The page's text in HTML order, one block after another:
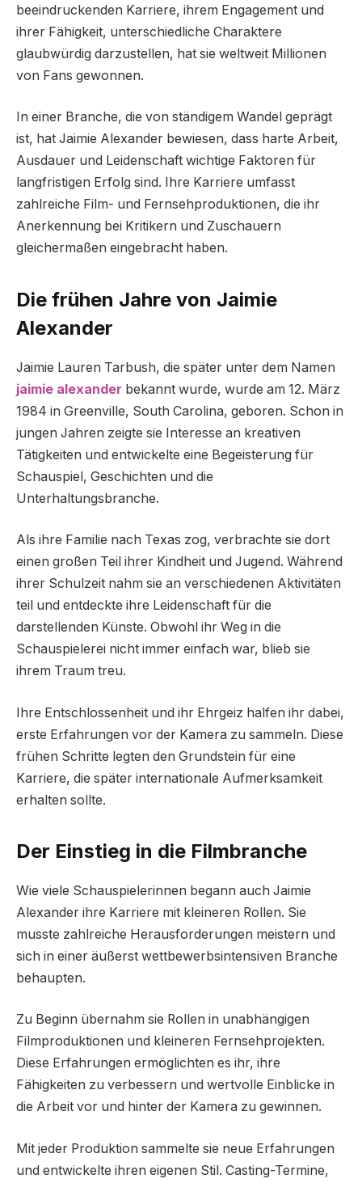
beeindruckenden Karriere, ihrem Engagement und
ihrer Fähigkeit, unterschiedliche Charaktere
glaubwürdig darzustellen, hat sie weltweit Millionen
von Fans gewonnen.
In einer Branche, die von ständigem Wandel geprägt
ist, hat Jaimie Alexander bewiesen, dass harte Arbeit,
Ausdauer und Leidenschaft wichtige Faktoren für
langfristigen Erfolg sind. Ihre Karriere umfasst
zahlreiche Film- und Fernsehproduktionen, die ihr
Anerkennung bei Kritikern und Zuschauern
gleichermaßen eingebracht haben.
Die frühen Jahre von Jaimie
Alexander
Jaimie Lauren Tarbush, die später unter dem Namen
jaimie alexander bekannt wurde, wurde am 12. März
1984 in Greenville, South Carolina, geboren. Schon in
jungen Jahren zeigte sie Interesse an kreativen
Tätigkeiten und entwickelte eine Begeisterung für
Schauspiel, Geschichten und die
Unterhaltungsbranche.
Als ihre Familie nach Texas zog, verbrachte sie dort
einen großen Teil ihrer Kindheit und Jugend. Während
ihrer Schulzeit nahm sie an verschiedenen Aktivitäten
teil und entdeckte ihre Leidenschaft für die
darstellenden Künste. Obwohl ihr Weg in die
Schauspielerei nicht immer einfach war, blieb sie
ihrem Traum treu.
Ihre Entschlossenheit und ihr Ehrgeiz halfen ihr dabei,
erste Erfahrungen vor der Kamera zu sammeln. Diese
frühen Schritte legten den Grundstein für eine
Karriere, die später internationale Aufmerksamkeit
erhalten sollte.
Der Einstieg in die Filmbranche
Wie viele Schauspielerinnen begann auch Jaimie
Alexander ihre Karriere mit kleineren Rollen. Sie
musste zahlreiche Herausforderungen meistern und
sich in einer äußerst wettbewerbsintensiven Branche
behaupten.
Zu Beginn übernahm sie Rollen in unabhängigen
Filmproduktionen und kleineren Fernsehprojekten.
Diese Erfahrungen ermöglichten es ihr, ihre
Fähigkeiten zu verbessern und wertvolle Einblicke in
die Arbeit vor und hinter der Kamera zu gewinnen.
Mit jeder Produktion sammelte sie neue Erfahrungen
und entwickelte ihren eigenen Stil. Casting-Termine,